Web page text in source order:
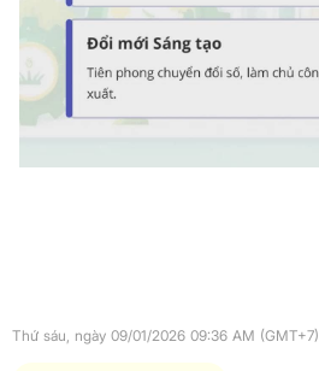
Thứ sáu, ngày 09/01/2026 09:36 AM (GMT+7)